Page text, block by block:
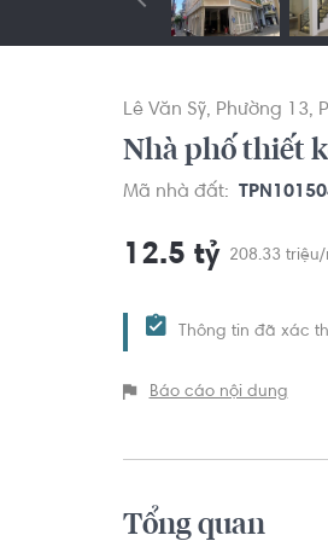
Lê Văn Sỹ Phường 13
Nhà phố thiết
Mã nhà đất:
12.5 tỷ 208.33 triệu/
Thông tin đã xác
Báo cáo nội dung
Tổng quan